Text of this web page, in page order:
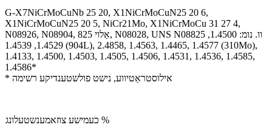
G-X7NiCrMoCuNb 25 20, X1NiCrMoCuN25 20 6,
X1NiCrMoCuN25 20 5, NiCr21Mo, X1NiCrMoCu 31 27 4,
N08926, N08904, אַלוי 825, N08028, UNS N08825 וו. נומ: 1.4500,
1.4529, 1.4539 (904L), 2.4858, 1.4563, 1.4465, 1.4577 (310Mo),
1.4133, 1.4500, 1.4503, 1.4505, 1.4506, 1.4531, 1.4536, 1.4585,
1.4586*
* אילוסטראַטיווע, נישט פולשטענדיקע רשימה
כעמישע צוזאמענשטעלונג %